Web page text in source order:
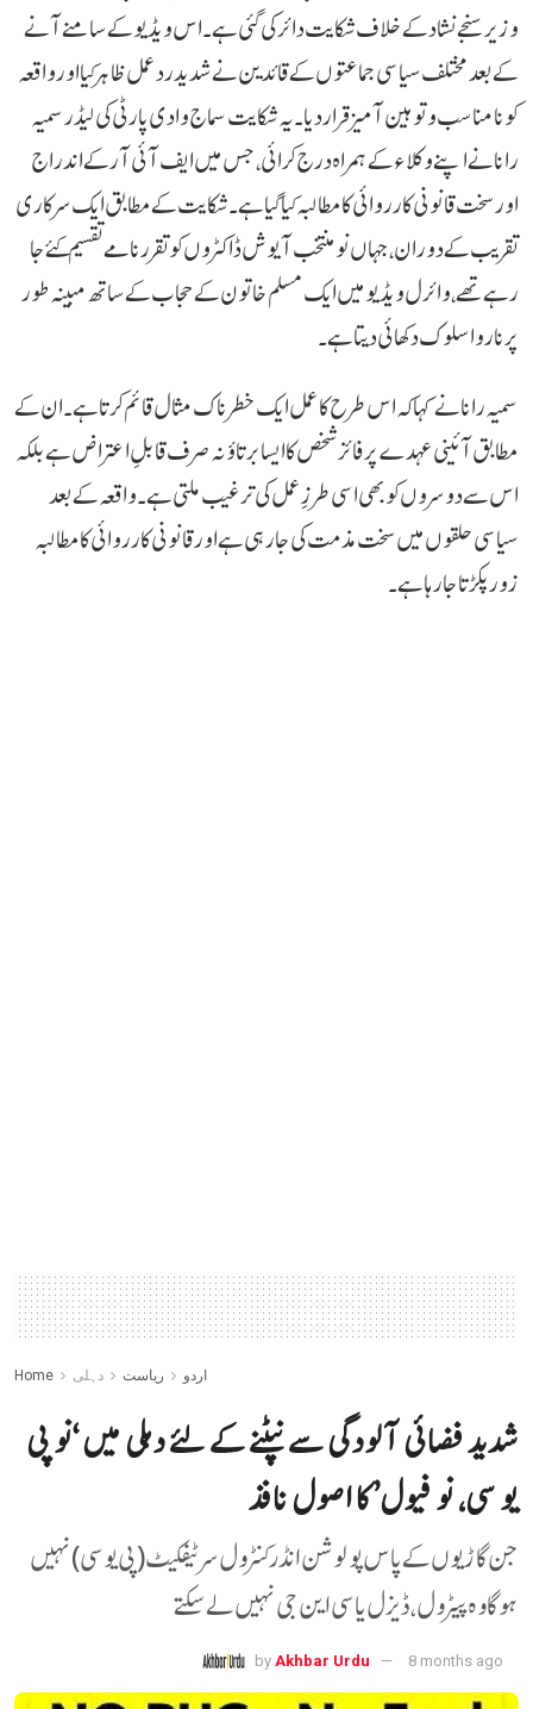
وزیر سنجے نشاد کے خلاف شکایت دائر کی گئی ہے۔اس ویڈیو کے سامنے آنے
کے بعد مختلف سیاسی جماعتوں کے قائدین نے شدید ردعمل ظاہر کیا اور واقعہ
کو نامناسب و توہین آمیز قرار دیا۔یہ شکایت سماج وادی پارٹی کی لیڈر سمیہ
رانا نے اپنے وکلاء کے ہمراہ درج کرائی، جس میں ایف آئی آر کے اندراج
اور سخت قانونی کارروائی کا مطالبہ کیا گیا ہے۔ شکایت کے مطابق ایک سرکاری
تقریب کے دوران، جہاں نو منتخب آیوش ڈاکٹروں کو تقرر نامے تقسیم کئے جا
رہے تھے، وائرل ویڈیو میں ایک مسلم خاتون کے حجاب کے ساتھ مبینہ طور
پر ناروا سلوک دکھائی دیتا ہے۔
سمیہ رانا نے کہا کہ اس طرح کا عمل ایک خطرناک مثال قائم کرتا ہے۔ ان کے
مطابق آئینی عہدے پر فائز شخص کا ایسا برتاؤ نہ صرف قابلِ اعتراض ہے بلکہ
اس سے دوسروں کو بھی اسی طرزِ عمل کی ترغیب ملتی ہے۔ واقعہ کے بعد
سیاسی حلقوں میں سخت مذمت کی جا رہی ہے اور قانونی کارروائی کا مطالبہ
زور پکڑتا جا رہا ہے۔
Home اردو ریاست دہلی
شدید فضائی آلودگی سے نپٹنے کے لئے دہلی میں ‘نو پی
یو سی، نو فیول’ کا اصول نافذ
جن گاڑیوں کے پاس پولوشن انڈر کنٹرول سرٹیفکیٹ (پی یو سی) نہیں
ہو گا وہ پیٹرول، ڈیزل یا سی این جی نہیں لے سکتے
by Akhbar Urdu 8 months ago